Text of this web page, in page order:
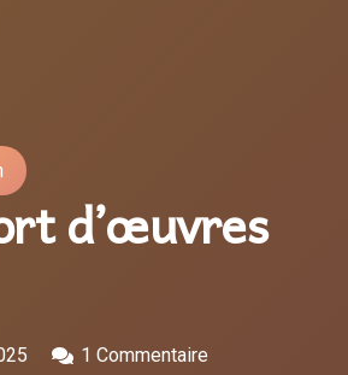
d’œuvres
1 Commentaire